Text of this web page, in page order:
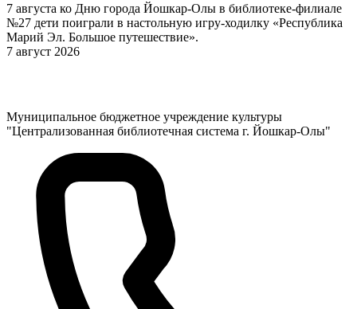
7 августа ко Дню города Йошкар-Олы в библиотеке-филиале
№27 дети поиграли в настольную игру-ходилку «Республика
Марий Эл. Большое путешествие».
7 август 2026
Муниципальное бюджетное учреждение культуры
"Централизованная библиотечная система г. Йошкар-Олы"